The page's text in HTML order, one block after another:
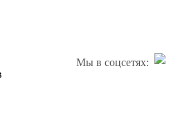
Мы в соцсетях: